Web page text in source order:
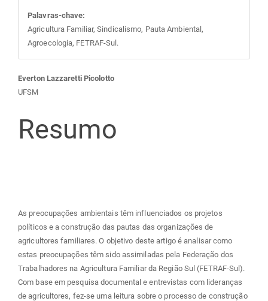
Palavras-chave:
Agricultura Familiar, Sindicalismo, Pauta Ambiental,
Agroecologia, FETRAF-Sul.
Conteúdo
do
artigo
Everton Lazzaretti Picolotto
UFSM
Resumo
As preocupações ambientais têm influenciados os projetos
políticos e a construção das pautas das organizações de
agricultores familiares. O objetivo deste artigo é analisar como
estas preocupações têm sido assimiladas pela Federação dos
Trabalhadores na Agricultura Familiar da Região Sul (FETRAF-Sul).
Com base em pesquisa documental e entrevistas com lideranças
de agricultores, fez-se uma leitura sobre o processo de construção